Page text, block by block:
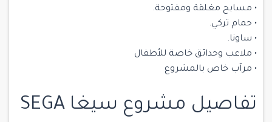
• مسابح مغلقة ومفتوحة.
• حمام تركي.
• ساونا.
• ملاعب وحدائق خاصة للأطفال
• مرآب خاص بالمشروع
تفاصيل مشروع سيغا SEGA